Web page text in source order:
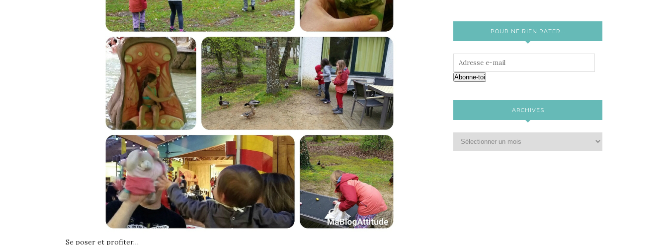
Se poser et profiter…
POUR NE RIEN RATER...
Abonne-toi
ARCHIVES